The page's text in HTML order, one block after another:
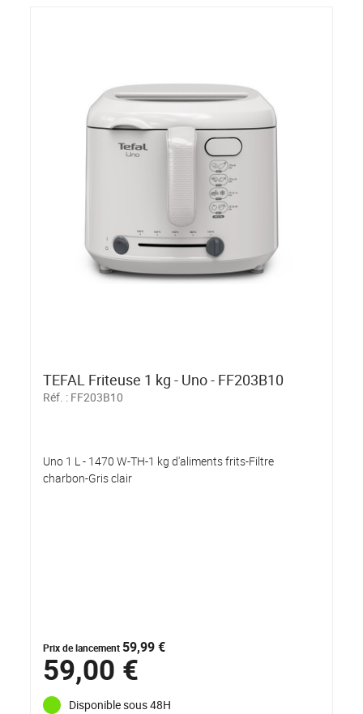
TEFAL Friteuse 1 kg - Uno - FF203B10
Réf. : FF203B10
Uno 1 L - 1470 W-TH-1 kg d'aliments frits-Filtre
charbon-Gris clair
Prix de lancement 59,99 €
59,00 €
Disponible sous 48H